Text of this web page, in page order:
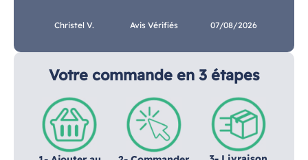
Votre commande en 3 étapes
Christel V. Avis Vérifiés 07/08/2026